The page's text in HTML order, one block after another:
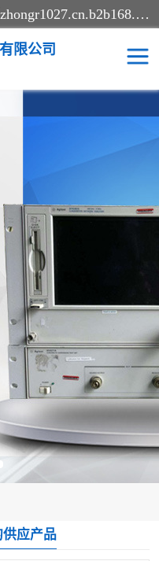
深圳中瑞仪科电子有限公司（zhongr1027.cn.b2b168.com）主要从事回收二手仪器，工厂仪器，回收示波器，KeysightE4980A，FLUKE754，MT8852B，IFR3920，Agilent N4010A，MT8852B等业务，全国统一热线：13570873835。深圳中瑞仪科电子有限公司整批或单出，专业评估高价回收工厂闲置仪器。
限公司
应产品
频谱分析仪
综合测试仪
网络分析仪
电桥测试仪
电池测试仪
函数信号发生器
校准件
阻抗分析仪